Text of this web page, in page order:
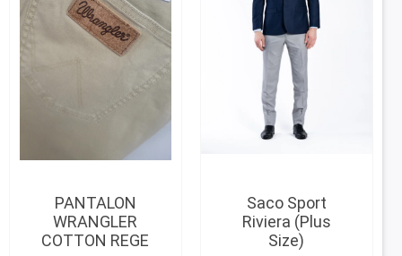
PANTALON
WRANGLER
COTTON REGE
Saco Sport
Riviera (Plus
Size)